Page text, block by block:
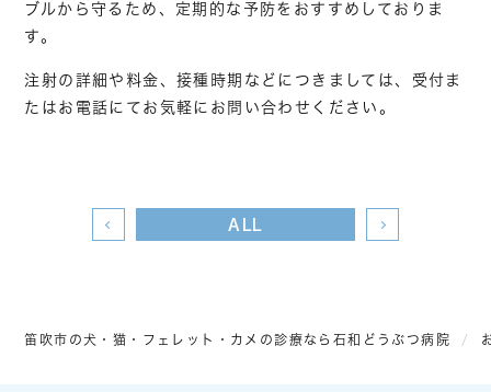
ブルから守るため、定期的な予防をおすすめしておりま
す。
注射の詳細や料金、接種時期などにつきましては、受付ま
たはお電話にてお気軽にお問い合わせください。
ALL
笛吹市の犬・猫・フェレット・カメの診療なら石和どうぶつ病院